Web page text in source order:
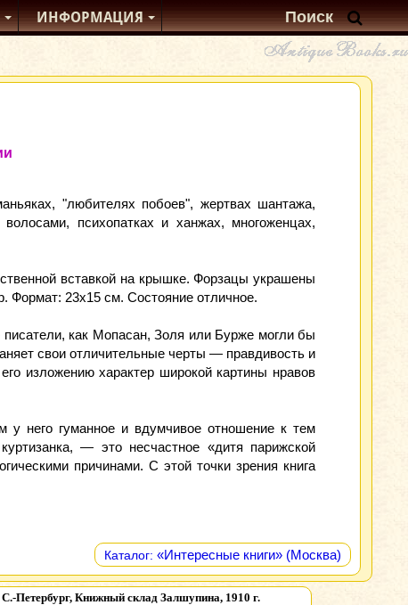
ИНФОРМАЦИЯ
"любителях побоев", жертвах шантажа,
психопатках и ханжах, многоженцах,
вставкой на крышке. Форзацы украшены
Формат: 23x15 см. Состояние отличное.
писатели, как Мопасан, Золя или Бурже могли бы
свои отличительные черты — правдивость и
изложению характер широкой картины нравов
у него гуманное и вдумчивое отношение к тем
— это несчастное «дитя парижской
причинами. С этой точки зрения книга
Каталог: «Интересные книги» (Москва)
Петербург, Книжный склад Залшупина, 1910 г.